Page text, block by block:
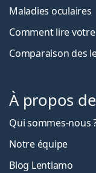
Maladies oculaires
Comment lire
Comparaison des
À propos
Qui sommes-nous
Notre équipe
Blog Lentiamo